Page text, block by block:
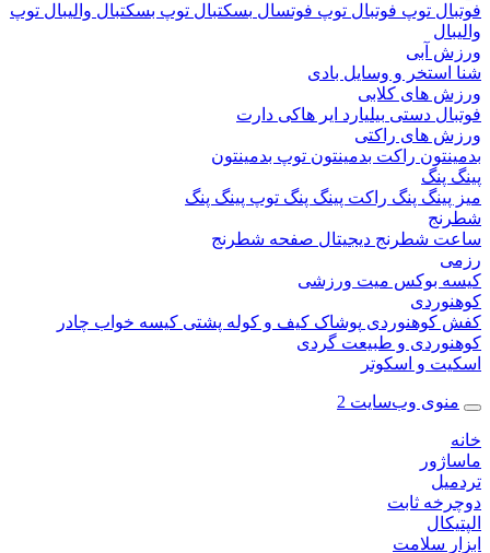
توپ فوتبالتوپ فوتسالبسکتبالتوپ بسکتبالوالیبال توپ
آبی
و وسایل بادی
های کلابی
دستیبیلیاردایر هاکیدارت
های راکتی
راکت بدمینتونتوپ بدمینتون
پنگ
پنگراکت پینگ پنگتوپ پینگ پنگ
شطرنج دیجیتالصفحه شطرنج
بوکسمیت ورزشی
کوهنوردیپوشاککیف و کوله پشتیکیسه خوابچادر
و طبیعت گردی
و اسکوتر
وب‌سایت 2
ثابت
سلامت